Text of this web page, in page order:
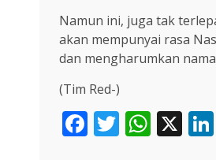
Namun ini, juga tak
akan mempunyai rasa
dan mengharumkan
(Tim Red-)
Facebook
Twitter
X